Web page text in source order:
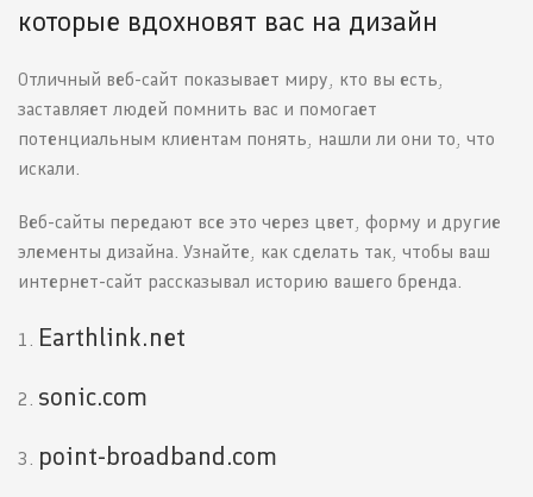
которые вдохновят вас на дизайн
Отличный веб-сайт показывает миру, кто вы есть,
заставляет людей помнить вас и помогает
потенциальным клиентам понять, нашли ли они то, что
искали.
Веб-сайты передают все это через цвет, форму и другие
элементы дизайна. Узнайте, как сделать так, чтобы ваш
интернет-сайт рассказывал историю вашего бренда.
Earthlink.net
sonic.com
point-broadband.com